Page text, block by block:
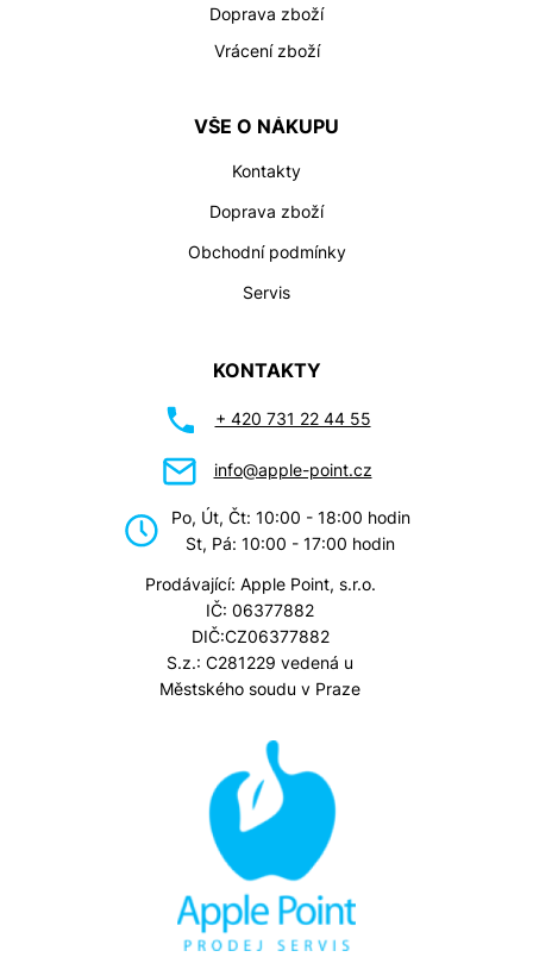
Doprava zboží
Vrácení zboží
VŠE O NÁKUPU
Kontakty
Doprava zboží
Obchodní podmínky
Servis
KONTAKTY
+ 420 731 22 44 55
info@apple-point.cz
Po, Út, Čt: 10:00 - 18:00 hodin
St, Pá: 10:00 - 17:00 hodin
Prodávající: Apple Point, s.r.o.
IČ: 06377882
DIČ:CZ06377882
S.z.: C281229 vedená u
Městského soudu v Praze